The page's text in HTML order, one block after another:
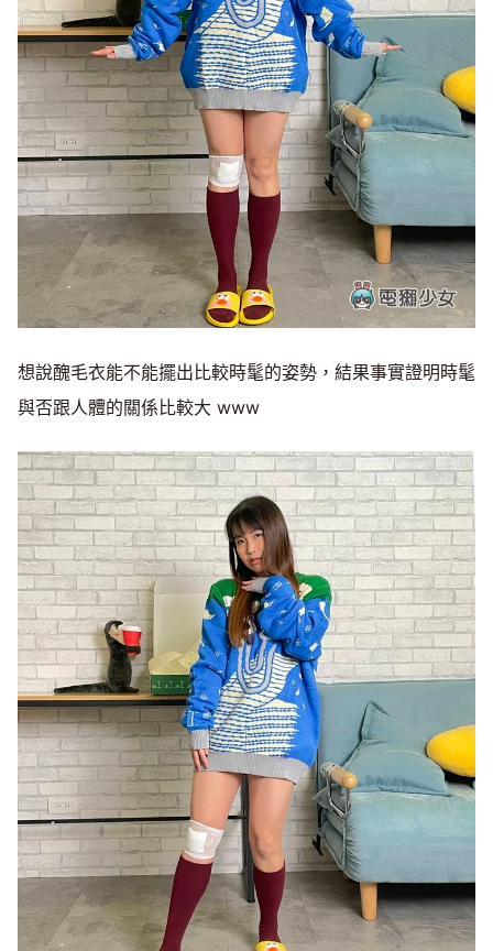
想說醜毛衣能不能擺出比較時髦的姿勢，結果事實證明時髦
與否跟人體的關係比較大 www